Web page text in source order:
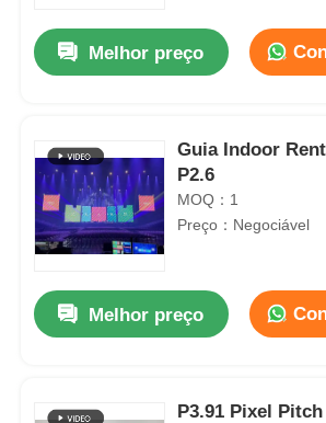
Melhor preço
Guia Indoor
P2.6
MOQ：1
Preço：Negociável
Melhor preço
P3.91 Pixel